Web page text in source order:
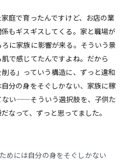
庭で育ったんですけど、お店の業
もギスギスしてくる。家と職場が
に家族に影響が来る。そういう景
で感じてたんですよね。だから
削る」っていう構造に、ずっと違和
分の身をそぐしかない、家族に稼
ない——そういう選択肢を、子供た
なって、ずっと思ってました。
めには自分の身をそぐしかない